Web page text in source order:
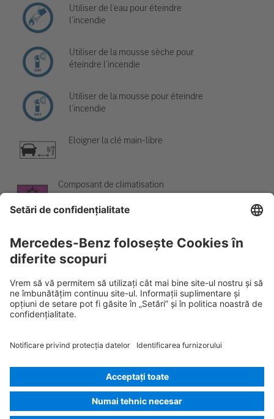
Utiliser de l’eau pour éteindre
l’incendie
Utiliser de la mousse sèche pour
éteindre l’incendie
Utiliser de la mousse pour éteindre
l’incendie
Eloigner la clé main-libre
Composant de climatisation
167.361
© 2026Mercedes-Benz AG
Identificarea furnizorului
Setări pentru cookie-uri